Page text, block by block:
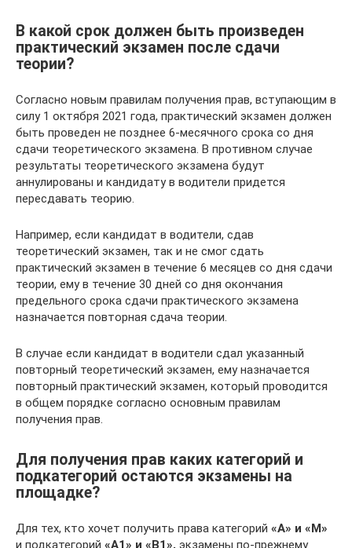
В какой срок должен быть произведен
практический экзамен после сдачи
теории?
Согласно новым правилам получения прав, вступающим в
силу 1 октября 2021 года, практический экзамен должен
быть проведен не позднее 6-месячного срока со дня
сдачи теоретического экзамена. В противном случае
результаты теоретического экзамена будут
аннулированы и кандидату в водители придется
пересдавать теорию.
Например, если кандидат в водители, сдав
теоретический экзамен, так и не смог сдать
практический экзамен в течение 6 месяцев со дня сдачи
теории, ему в течение 30 дней со дня окончания
предельного срока сдачи практического экзамена
назначается повторная сдача теории.
В случае если кандидат в водители сдал указанный
повторный теоретический экзамен, ему назначается
повторный практический экзамен, который проводится
в общем порядке согласно основным правилам
получения прав.
Для получения прав каких категорий и
подкатегорий остаются экзамены на
площадке?
Для тех, кто хочет получить права категорий «А» и «М»
и подкатегорий «А1» и «В1», экзамены по-прежнему